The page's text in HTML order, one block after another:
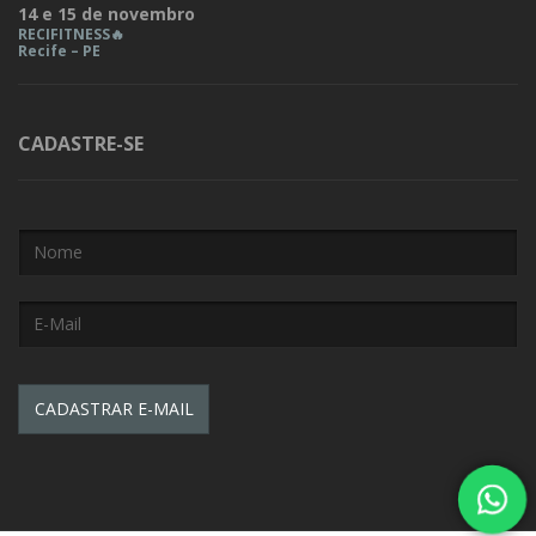
14 e 15 de novembro
RECIFITNESS🔥
Recife – PE
CADASTRE-SE